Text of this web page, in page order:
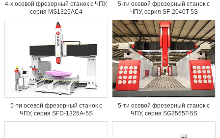
4-х осевой фрезерный станок с ЧПУ,
серия MS1325AC4
5-ти осевой фрезерный станок с
ЧПУ, серия SF-2040T-5S
5-ти осевой фрезерный станок с
ЧПУ, серия SFD-1325A-5S
5-ти осевой фрезерный станок с
ЧПУ, серия SG3565T-5S